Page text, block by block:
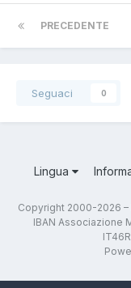
PRECEDENTE
Seguaci 0
Lingua
Copyright 2000-2026 –
IBAN Associazione